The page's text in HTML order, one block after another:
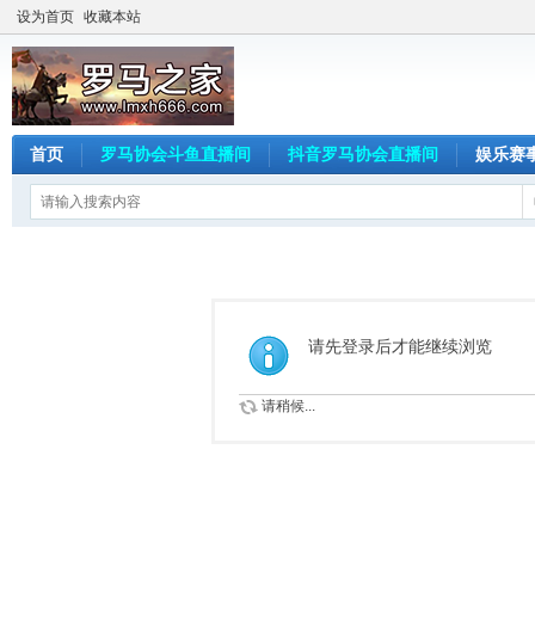
设为首页 收藏本站
首页 罗马协会斗鱼直播间 抖音罗马协会直播间 娱乐赛
请先登录后才能继续浏览
请稍候...